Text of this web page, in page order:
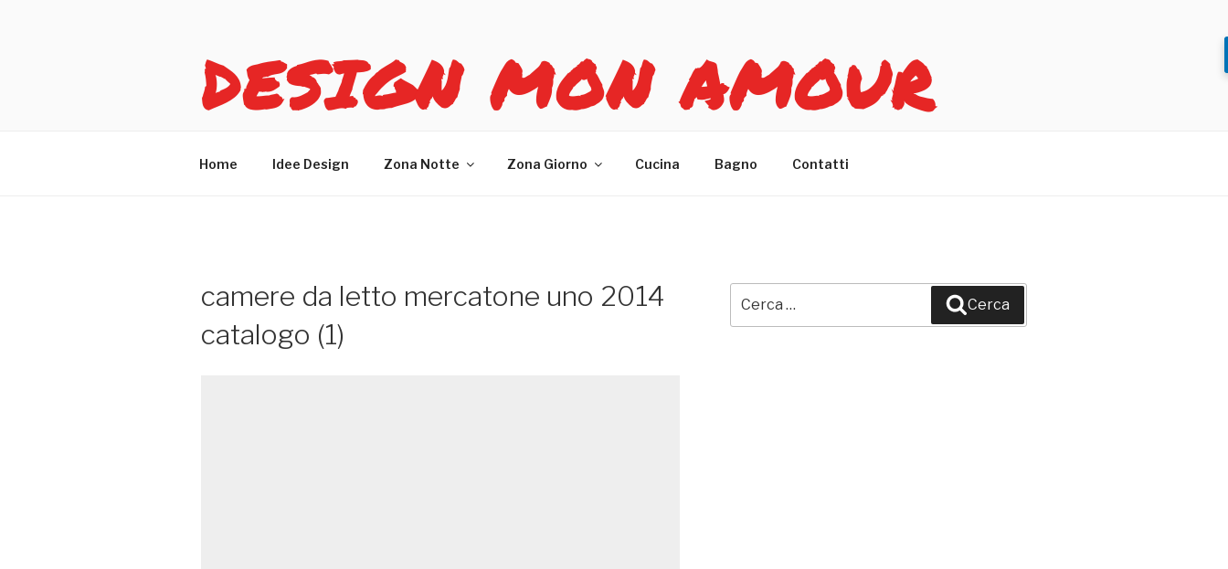
DESIGN MON AMOUR
Home Idee Design Zona Notte Zona Giorno Cucina Bagno Contatti
camere da letto mercatone uno 2014
catalogo (1)
Cerca